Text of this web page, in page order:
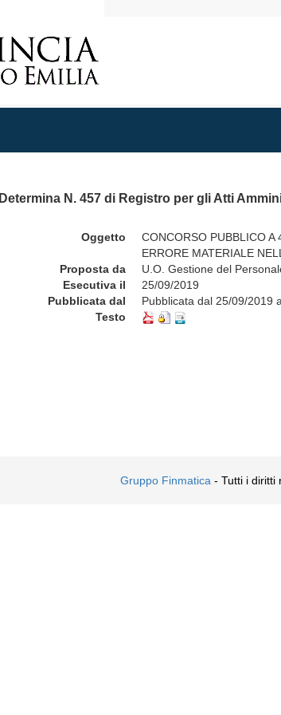
Determina N. 457 di Registro per gli Atti
Oggetto
CONCORSO PUBBLICO A
ERRORE MATERIALE
Proposta da
U.O. Gestione del
Esecutiva il
25/09/2019
Pubblicata dal
Pubblicata dal 25/09/2019
Testo
Gruppo Finmatica - Tutti i diritti